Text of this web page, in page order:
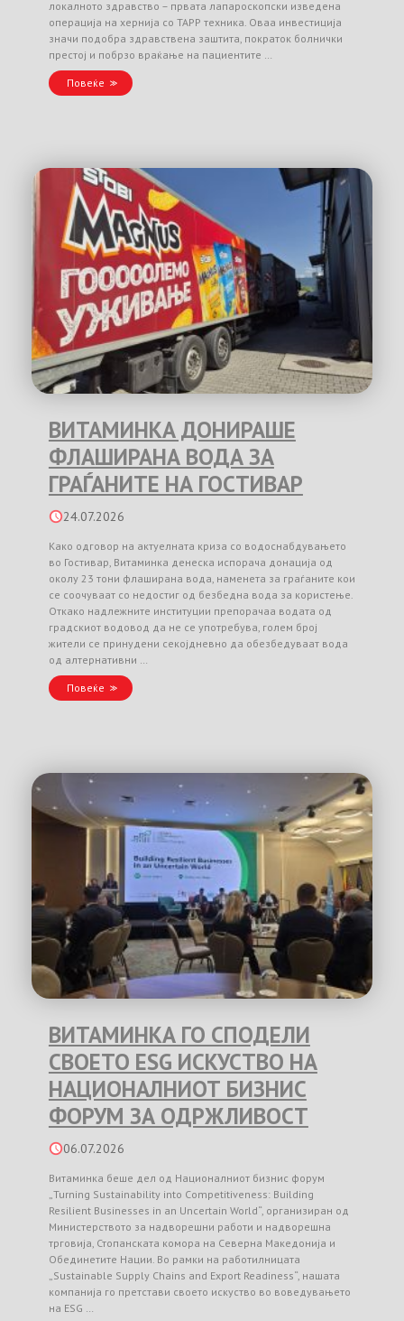
локалното здравство – првата лапароскопски изведена
операција на хернија со TAPP техника. Оваа инвестиција
значи подобра здравствена заштита, пократок болнички
престој и побрзо враќање на пациентите …
Повеќе
ВИТАМИНКА ДОНИРАШЕ
ФЛАШИРАНА ВОДА ЗА
ГРАЃАНИТЕ НА ГОСТИВАР
24.07.2026
Како одговор на актуелната криза со водоснабдувањето
во Гостивар, Витаминка денеска испорача донација од
околу 23 тони флаширана вода, наменета за граѓаните кои
се соочуваат со недостиг од безбедна вода за користење.
Откако надлежните институции препорачаа водата од
градскиот водовод да не се употребува, голем број
жители се принудени секојдневно да обезбедуваат вода
од алтернативни …
Повеќе
ВИТАМИНКА ГО СПОДЕЛИ
СВОЕТО ESG ИСКУСТВО НА
НАЦИОНАЛНИОТ БИЗНИС
ФОРУМ ЗА ОДРЖЛИВОСТ
06.07.2026
Витаминка беше дел од Националниот бизнис форум
„Turning Sustainability into Competitiveness: Building
Resilient Businesses in an Uncertain World“, организиран од
Министерството за надворешни работи и надворешна
трговија, Стопанската комора на Северна Македонија и
Обединетите Нации. Во рамки на работилницата
„Sustainable Supply Chains and Export Readiness“, нашата
компанија го претстави своето искуство во воведувањето
на ESG …